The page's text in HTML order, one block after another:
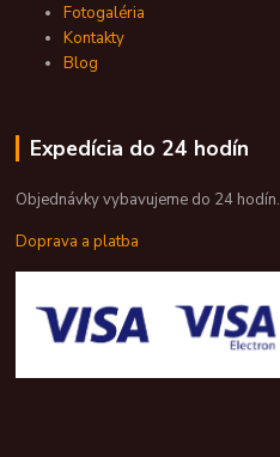
Fotogaléria
Kontakty
Blog
Expedícia do 24 hodín
Objednávky vybavujeme do 24 hodín.
Doprava a platba